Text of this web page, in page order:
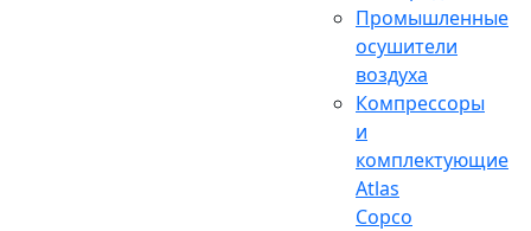
Промышленные
осушители
воздуха
Компрессоры
и
комплектующие
Atlas
Copco